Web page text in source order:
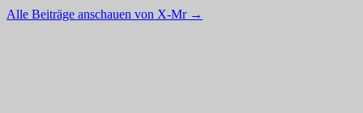
Alle Beiträge anschauen von X-Mr →